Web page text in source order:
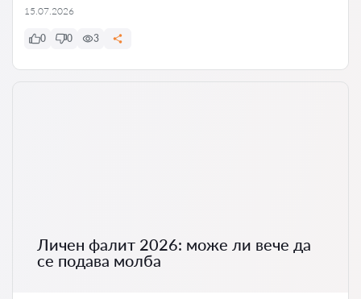
15.07.2026
0 0 3
Личен фалит 2026: може ли вече да
се подава молба